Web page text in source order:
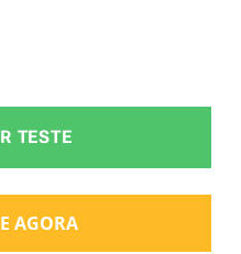
TESTE
AGORA